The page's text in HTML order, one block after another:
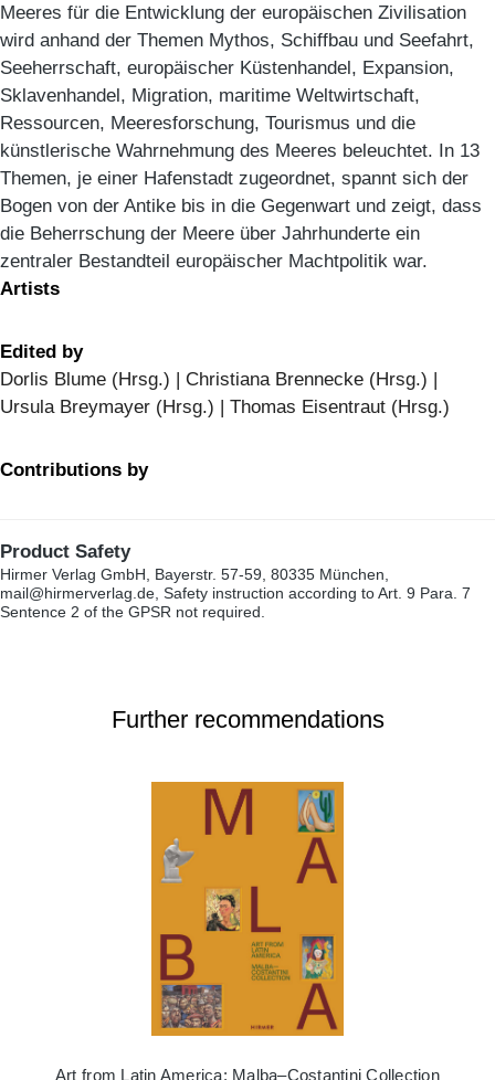
Meeres für die Entwicklung der europäischen Zivilisation
wird anhand der Themen Mythos, Schiffbau und Seefahrt,
Seeherrschaft, europäischer Küstenhandel, Expansion,
Sklavenhandel, Migration, maritime Weltwirtschaft,
Ressourcen, Meeresforschung, Tourismus und die
künstlerische Wahrnehmung des Meeres beleuchtet. In 13
Themen, je einer Hafenstadt zugeordnet, spannt sich der
Bogen von der Antike bis in die Gegenwart und zeigt, dass
die Beherrschung der Meere über Jahrhunderte ein
zentraler Bestandteil europäischer Machtpolitik war.
Artists
Edited by
Dorlis Blume (Hrsg.) | Christiana Brennecke (Hrsg.) |
Ursula Breymayer (Hrsg.) | Thomas Eisentraut (Hrsg.)
Contributions by
Product Safety
Hirmer Verlag GmbH, Bayerstr. 57-59, 80335 München,
mail@hirmerverlag.de, Safety instruction according to Art. 9 Para. 7
Sentence 2 of the GPSR not required.
Further recommendations
Art from Latin America: Malba–Costantini Collection